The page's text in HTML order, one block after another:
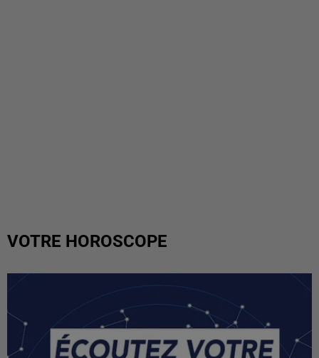
VOTRE HOROSCOPE